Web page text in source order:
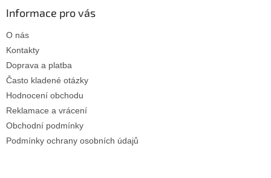
Informace pro vás
O nás
Kontakty
Doprava a platba
Často kladené otázky
Hodnocení obchodu
Reklamace a vrácení
Obchodní podmínky
Podmínky ochrany osobních údajů